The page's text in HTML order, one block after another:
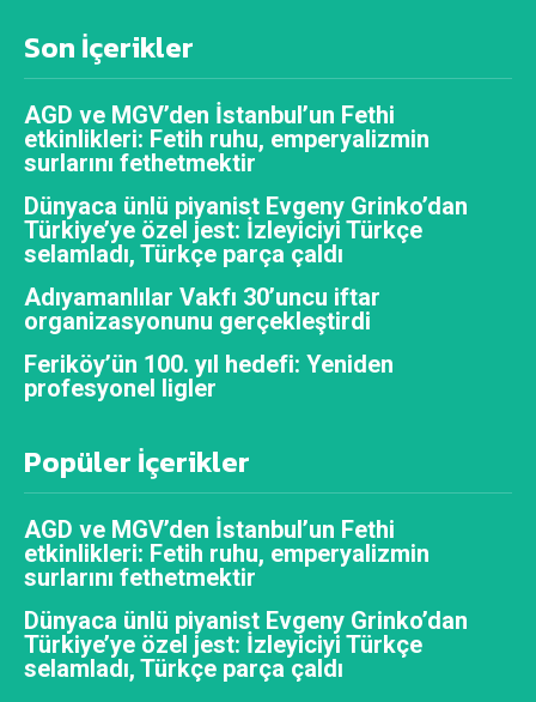
Son İçerikler
AGD ve MGV’den İstanbul’un Fethi
etkinlikleri: Fetih ruhu, emperyalizmin
surlarını fethetmektir
Dünyaca ünlü piyanist Evgeny Grinko’dan
Türkiye’ye özel jest: İzleyiciyi Türkçe
selamladı, Türkçe parça çaldı
Adıyamanlılar Vakfı 30’uncu iftar
organizasyonunu gerçekleştirdi
Feriköy’ün 100. yıl hedefi: Yeniden
profesyonel ligler
Popüler İçerikler
AGD ve MGV’den İstanbul’un Fethi
etkinlikleri: Fetih ruhu, emperyalizmin
surlarını fethetmektir
Dünyaca ünlü piyanist Evgeny Grinko’dan
Türkiye’ye özel jest: İzleyiciyi Türkçe
selamladı, Türkçe parça çaldı